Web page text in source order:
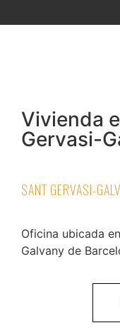
Vivienda
Gervasi-
SANT GERVASI-
Oficina ubicada
Galvany de